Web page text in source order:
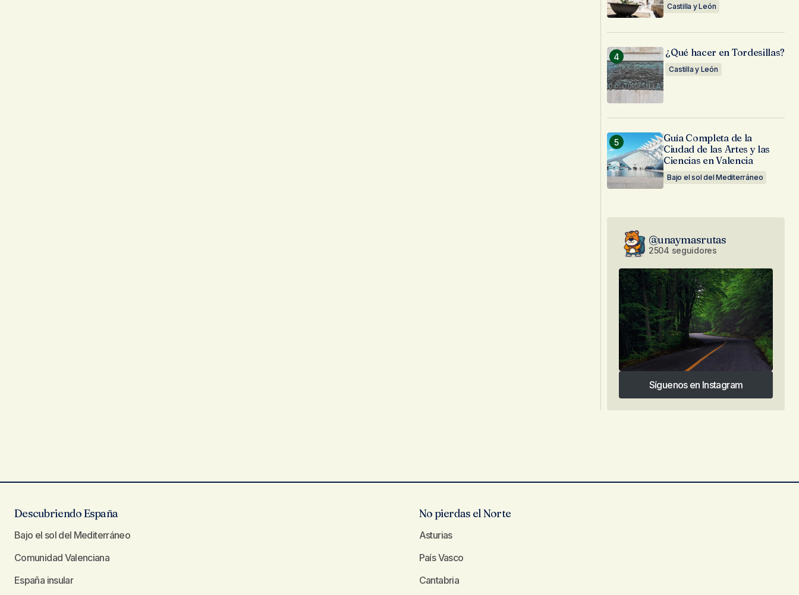
Castilla y León
¿Qué hacer en Tordesillas?
Castilla y León
Guía Completa de la
Ciudad de las Artes y las
Ciencias en Valencia
Bajo el sol del Mediterráneo
@unaymasrutas
2504 seguidores
Síguenos en Instagram
Síguenos en Instagram
Descubriendo España
Bajo el sol del Mediterráneo
Comunidad Valenciana
España insular
No pierdas el Norte
Asturias
País Vasco
Cantabria